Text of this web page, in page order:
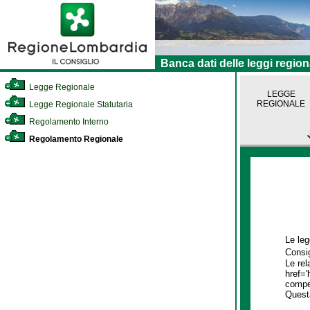
Banca dati delle leggi
Legge Regionale
Legge Regionale Statutaria
Regolamento Interno
Regolamento Regionale
LEGGE
REGIONALE
Le
Le